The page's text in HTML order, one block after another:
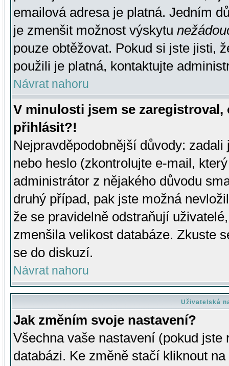
emailová adresa je platná. Jedním
je zmenšit možnost výskytu
pouze obtěžovat. Pokud si jste jisti,
použili je platná, kontaktujte
Návrat nahoru
V minulosti jsem se
přihlásit?!
Nejpravděpodobnější důvody:
nebo heslo (zkontrolujte e-mail,
administrátor z nějakého důvodu
druhý případ, pak jste možná
že se pravidelně odstraňují
zmenšila velikost databáze. Zkuste
se do diskuzí.
Návrat nahoru
Uživatelská
Jak změním svoje nastavení?
Všechna vaše nastavení (pokud
databázi. Ke změně stačí kliknout